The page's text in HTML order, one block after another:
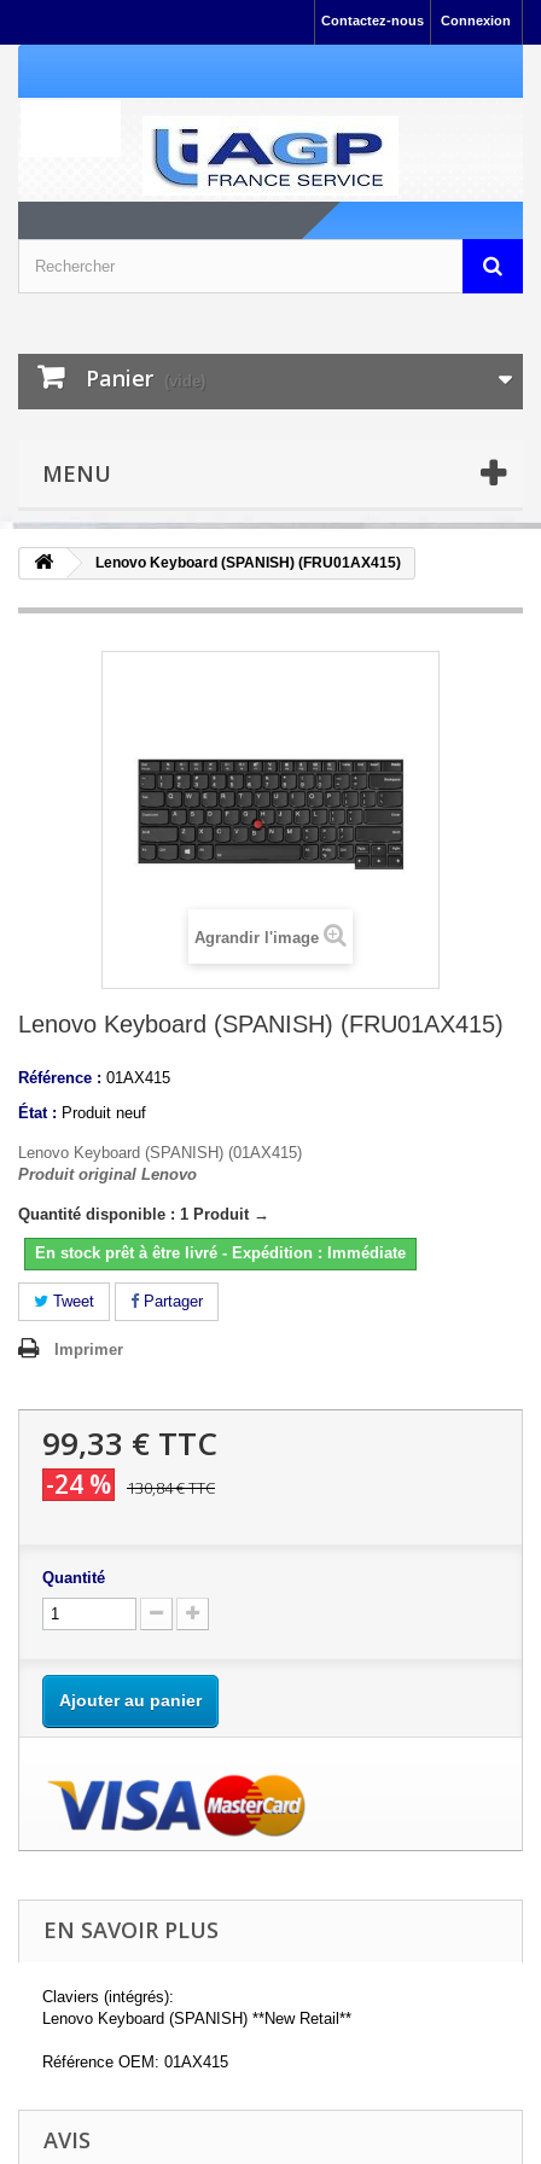
Connexion
Contactez-nous
Panier (vide)
MENU
Lenovo Keyboard (SPANISH) (FRU01AX415)
Agrandir l'image
Lenovo Keyboard (SPANISH) (FRU01AX415)
Référence : 01AX415
État : Produit neuf
Lenovo Keyboard (SPANISH) (01AX415)
Produit original Lenovo
Quantité disponible : 1 Produit →
En stock prêt à être livré - Expédition : Immédiate
Tweet Partager
Imprimer
99,33 € TTC
-24 % 130,84 €TTC
Quantité
Ajouter au panier
EN SAVOIR PLUS
Claviers (intégrés):
Lenovo Keyboard (SPANISH) **New Retail**
Référence OEM: 01AX415
AVIS